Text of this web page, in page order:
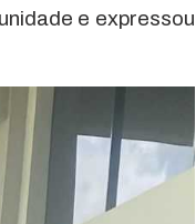
e expressou